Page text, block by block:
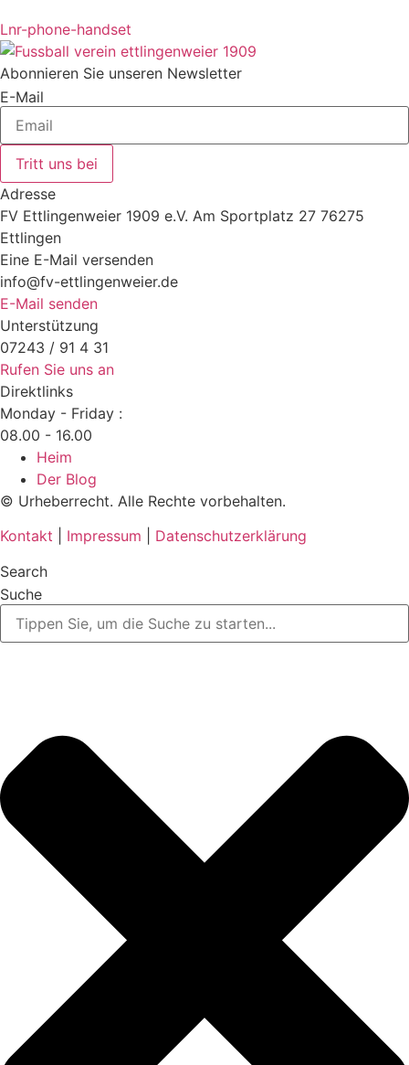
Lnr-phone-handset
Abonnieren Sie unseren Newsletter
E-Mail
Tritt uns bei
Adresse
FV Ettlingenweier 1909 e.V. Am Sportplatz 27 76275
Ettlingen
Eine E-Mail versenden
info@fv-ettlingenweier.de
E-Mail senden
Unterstützung
07243 / 91 4 31
Rufen Sie uns an
Direktlinks
Monday - Friday :
08.00 - 16.00
Heim
Der Blog
© Urheberrecht. Alle Rechte vorbehalten.
Kontakt
Impressum
Datenschutzerklärung
Search
Suche